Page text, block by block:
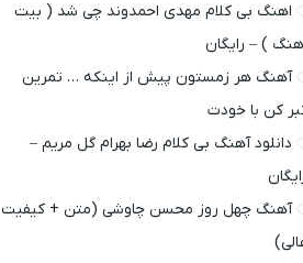
اهنگ بی کلام مهدی احمدوند چی شد ( بیت
) – رایگان
آهنگ هر زمستون پیش از اینکه … تمرین
کن با خودت
دانلود آهنگ بی کلام رضا بهرام گل مریم –
آهنگ چهل روز محسن چاوشی (متن + کیفیت